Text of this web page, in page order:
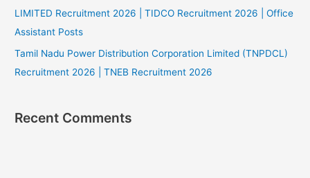
LIMITED Recruitment 2026 | TIDCO Recruitment 2026 | Office
Assistant Posts
Tamil Nadu Power Distribution Corporation Limited (TNPDCL)
Recruitment 2026 | TNEB Recruitment 2026
Recent Comments